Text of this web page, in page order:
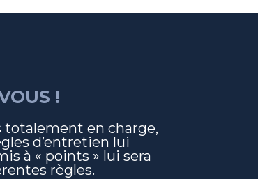
!
en charge,
d’entretien lui
à « points » lui sera
règles.